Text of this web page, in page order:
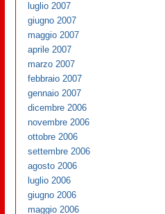
luglio 2007
giugno 2007
maggio 2007
aprile 2007
marzo 2007
febbraio 2007
gennaio 2007
dicembre 2006
novembre 2006
ottobre 2006
settembre 2006
agosto 2006
luglio 2006
giugno 2006
maggio 2006